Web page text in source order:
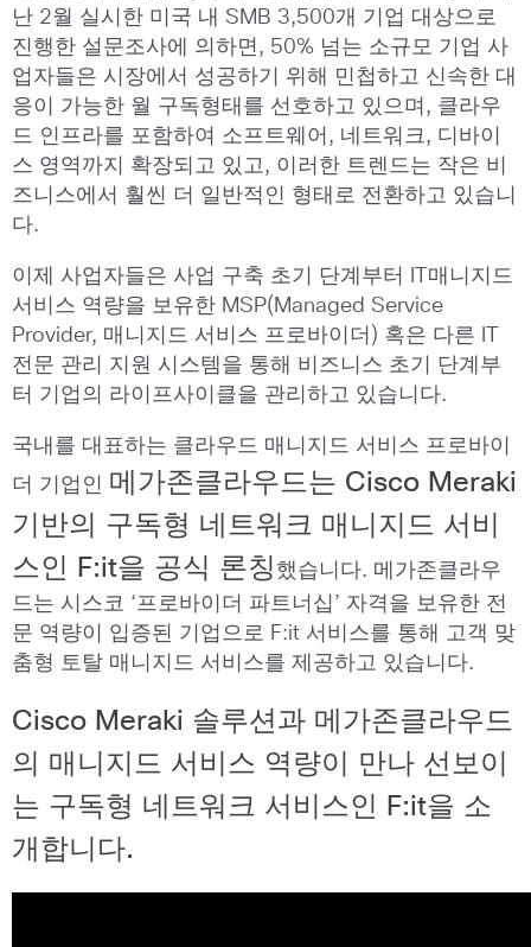
난 2월 실시한 미국 내 SMB 3,500개 기업 대상으로
진행한 설문조사에 의하면, 50% 넘는 소규모 기업 사
업자들은 시장에서 성공하기 위해 민첩하고 신속한 대
응이 가능한 월 구독형태를 선호하고 있으며, 클라우
드 인프라를 포함하여 소프트웨어, 네트워크, 디바이
스 영역까지 확장되고 있고, 이러한 트렌드는 작은 비
즈니스에서 훨씬 더 일반적인 형태로 전환하고 있습니
다.
이제 사업자들은 사업 구축 초기 단계부터 IT매니지드
서비스 역량을 보유한 MSP(Managed Service
Provider, 매니지드 서비스 프로바이더) 혹은 다른 IT
전문 관리 지원 시스템을 통해 비즈니스 초기 단계부
터 기업의 라이프사이클을 관리하고 있습니다.
국내를 대표하는 클라우드 매니지드 서비스 프로바이
더 기업인 메가존클라우드는 Cisco Meraki
기반의 구독형 네트워크 매니지드 서비
스인 F:it을 공식 론칭 했습니다. 메가존클라우
드는 시스코 ‘프로바이더 파트너십’ 자격을 보유한 전
문 역량이 입증된 기업으로 F:it 서비스를 통해 고객 맞
춤형 토탈 매니지드 서비스를 제공하고 있습니다.
Cisco Meraki 솔루션과 메가존클라우드
의 매니지드 서비스 역량이 만나 선보이
는 구독형 네트워크 서비스인 F:it을 소
개합니다.